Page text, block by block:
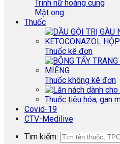
Trinh nữ hoàng cung
Mật ong
Thuốc
Thuốc kê đơn
Thuốc không kê đơn
Thuốc tiêu hóa, gan
Covid-19
CTV-Medilive
Tìm kiếm: